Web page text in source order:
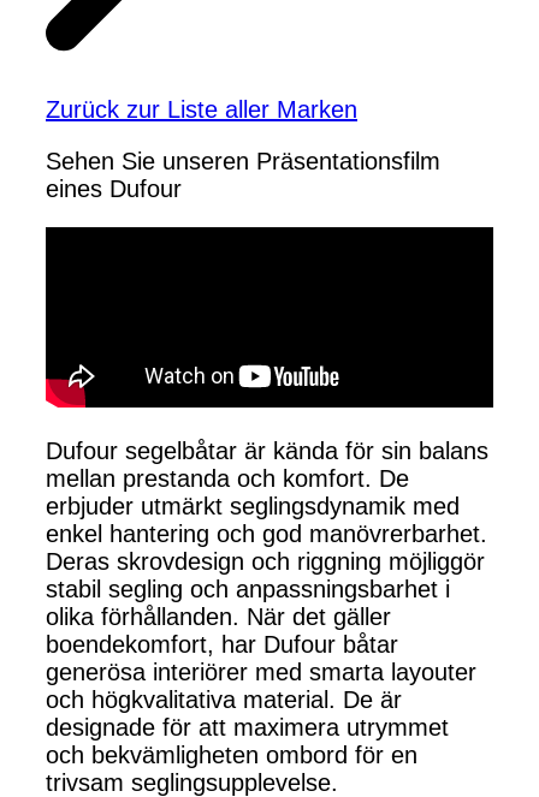
Zurück zur Liste aller Marken
Sehen Sie unseren Präsentationsfilm
eines Dufour
Dufour segelbåtar är kända för sin balans
mellan prestanda och komfort. De
erbjuder utmärkt seglingsdynamik med
enkel hantering och god manövrerbarhet.
Deras skrovdesign och riggning möjliggör
stabil segling och anpassningsbarhet i
olika förhållanden. När det gäller
boendekomfort, har Dufour båtar
generösa interiörer med smarta layouter
och högkvalitativa material. De är
designade för att maximera utrymmet
och bekvämligheten ombord för en
trivsam seglingsupplevelse.